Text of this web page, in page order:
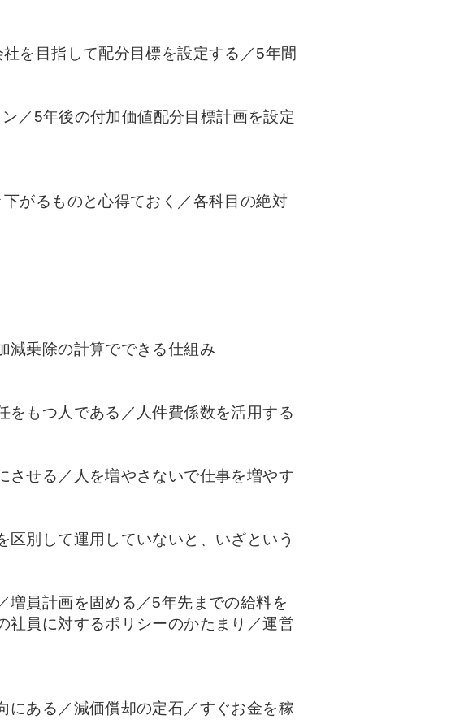
を目指して配分目標を設定する／5年間
／5年後の付加価値配分目標計画を設定
がるものと心得ておく／各科目の絶対
減乗除の計算でできる仕組み
もつ人である／人件費係数を活用する
させる／人を増やさないで仕事を増やす
別して運用していないと、いざという
増員計画を固める／5年先までの給料を
社員に対するポリシーのかたまり／運営
にある／減価償却の定石／すぐお金を稼